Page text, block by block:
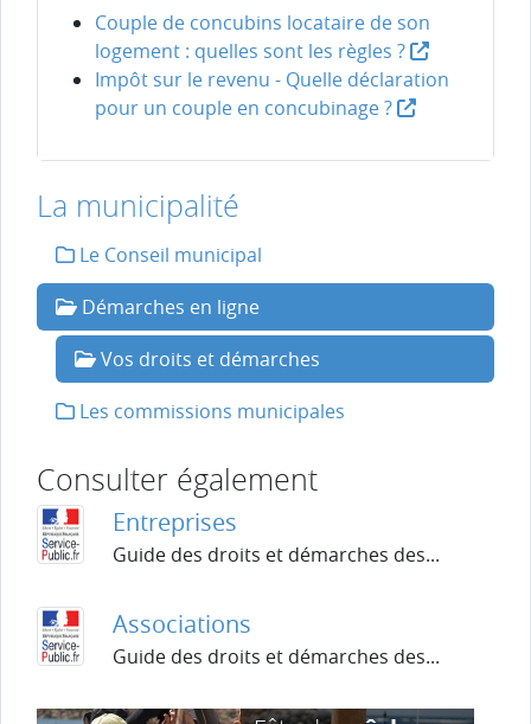
Couple de concubins locataire de son
logement : quelles sont les règles ?
Impôt sur le revenu - Quelle déclaration
pour un couple en concubinage ?
La municipalité
Le Conseil municipal
Démarches en ligne
Vos droits et démarches
Les commissions municipales
Consulter également
Entreprises
Guide des droits et démarches des...
Associations
Guide des droits et démarches des...